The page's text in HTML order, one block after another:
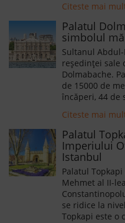
Turciei, acesta
topul celor mai
lume, lucru ce
varietății de
dar și
Citeste mai
Palatul
simbolul
Sultanul
reședinței sale
Dolmabache.
de 15000 de
încăperi, 44 de
prezintă un stil
orientală
occidental. De
confundat cu o
sau franceză.
Citeste mai
Palatul
Imperiului
Istanbul
Palatul
Mehmet al II-
se ridice la
Topkapi este o